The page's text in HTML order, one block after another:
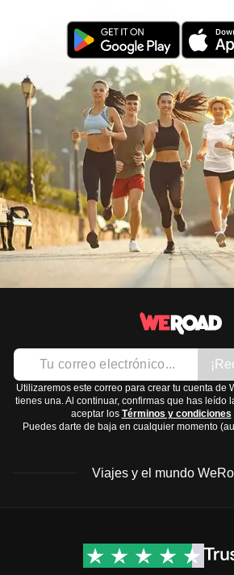
Utilizaremos este correo para crear tu cuenta de
tienes una. Al continuar, confirmas que has leído
aceptar los Términos y condiciones
Puedes darte de baja en cualquier momento
Viajes y el mundo
América del Norte